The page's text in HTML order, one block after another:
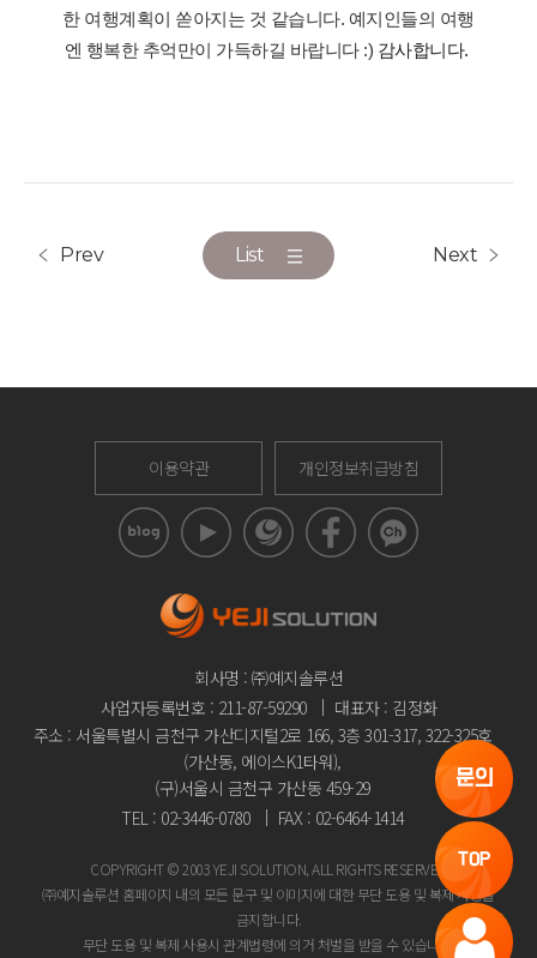
한 여행계획이 쏟아지는 것 같습니다. 예지인들의 여행
엔 행복한 추억만이 가득하길 바랍니다 :) 감사합니다.
Prev List Next
문의
TOP
이용약관 개인정보취급방침
회사명 : ㈜예지솔루션
사업자등록번호 : 211-87-59290
대표자 : 김정화
주소 : 서울특별시 금천구 가산디지털2로 166, 3층 301-317, 322-325호
(가산동, 에이스K1타워),
(구)서울시 금천구 가산동 459-29
TEL : 02-3446-0780
FAX : 02-6464-1414
COPYRIGHT © 2003 YEJI SOLUTION, ALL RIGHTS RESERVED
㈜예지솔루션 홈페이지 내의 모든 문구 및 이미지에 대한 무단 도용 및 복제 사용을
금지합니다.
무단 도용 및 복제 사용시 관계법령에 의거 처벌을 받을 수 있습니다.